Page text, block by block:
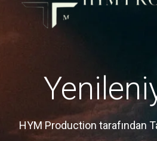
HYM Production tarafından